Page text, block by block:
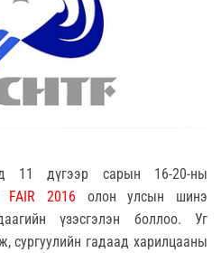
11 дүгээр сарын 16-20-ны
FAIR 2016 олон улсын шинэ
үзэсгэлэн боллоо. Уг
сургуулийн гадаад харилцааны